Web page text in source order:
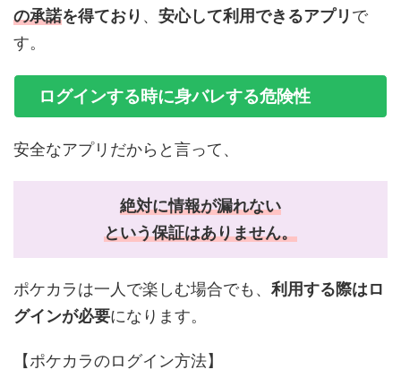
の承諾を得ており 、 安心して利用できるアプリ で
す。
ログインする時に身バレする危険性
安全なアプリだからと言って、
絶対に情報が漏れない
という保証はありません。
ポケカラは一人で楽しむ場合でも、 利用する際はロ
グインが必要になります。
【ポケカラのログイン方法】